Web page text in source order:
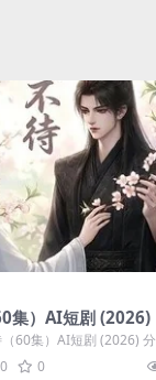
集）AI短剧 (2026)
60集）AI短剧 (2026) 分
详情...
0 0